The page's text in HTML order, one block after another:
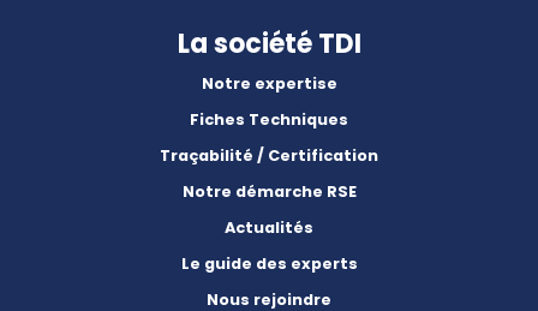
La société TDI
Notre expertise
Fiches Techniques
Traçabilité / Certification
Notre démarche RSE
Actualités
Le guide des experts
Nous rejoindre